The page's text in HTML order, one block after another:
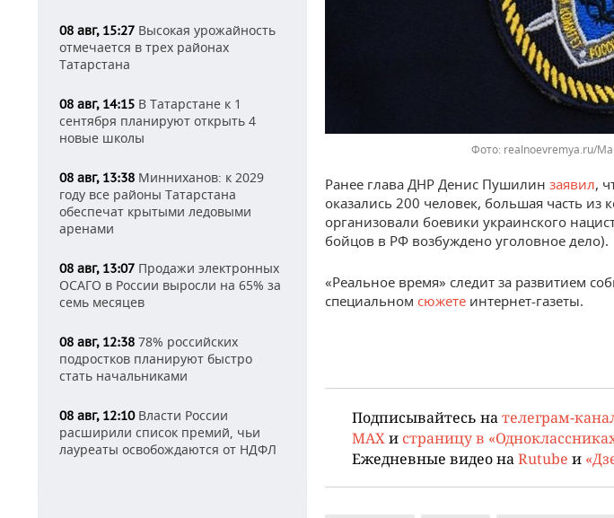
08 авг, 15:27 Высокая урожайность
отмечается в трех районах
Татарстана
08 авг, 14:15 В Татарстане к 1
сентября планируют открыть 4
новые школы
08 авг, 13:38 Минниханов: к 2029
году все районы Татарстана
обеспечат крытыми ледовыми
аренами
08 авг, 13:07 Продажи электронных
ОСАГО в России выросли на 65% за
семь месяцев
08 авг, 12:38 78% российских
подростков планируют быстро
стать начальниками
08 авг, 12:10Власти России
расширили список премий, чьи
лауреаты освобождаются от НДФЛ
realnoevremya.ru/
Ранее глава ДНР Денис Пушилин заявил,
оказались 200 человек, большая часть
организовали боевики украинского
бойцов в РФ возбуждено уголовное дело).
«Реальное время» следит за развитием
специальном сюжете интернет-газеты.
Подписывайтесь на телеграм-
MAX и страницу в
Ежедневные видео на Rutube и